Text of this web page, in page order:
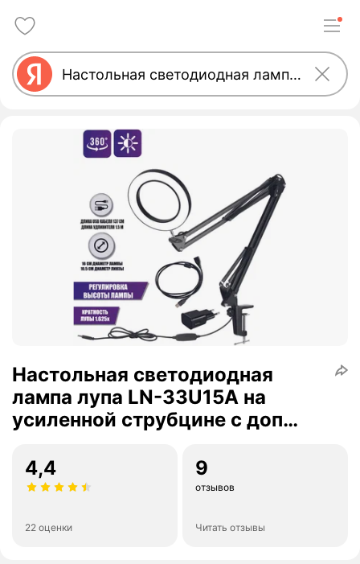
Настольная светодиодная
лампа лупа LN-33U15A на
усиленной струбцине с доп
адаптером питания к сети 220В
черная
4,4
22 оценки
9
отзывов
Читать отзывы